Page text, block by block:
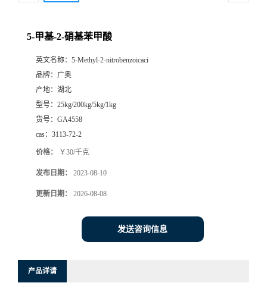
5-甲基-2-硝基苯甲酸
英文名称： 5-Methyl-2-nitrobenzoicaci
品牌： 广奥
产地： 湖北
型号： 25kg/200kg/5kg/1kg
货号： GA4558
cas： 3113-72-2
价格： ￥30/千克
发布日期： 2023-08-10
更新日期： 2026-08-08
发送咨询信息
产品详请